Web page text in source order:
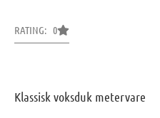
RATING: 0
Klassisk voksduk metervare